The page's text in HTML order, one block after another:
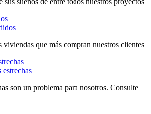
sus sueños de entre todos nuestros proyectos
viviendas que más compran nuestros clientes
son un problema para nosotros. Consulte